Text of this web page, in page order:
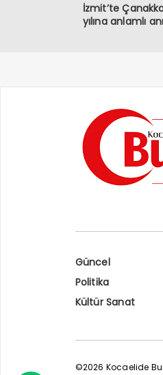
İzmit’te
yılına anlamlı
Güncel
Politika
Kültür Sanat
©2026 Kocaelide